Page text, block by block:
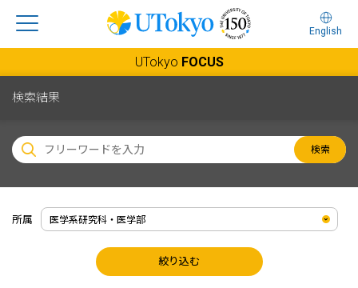
English
UTokyo FOCUS
検索結果
検索
所属
絞り込む